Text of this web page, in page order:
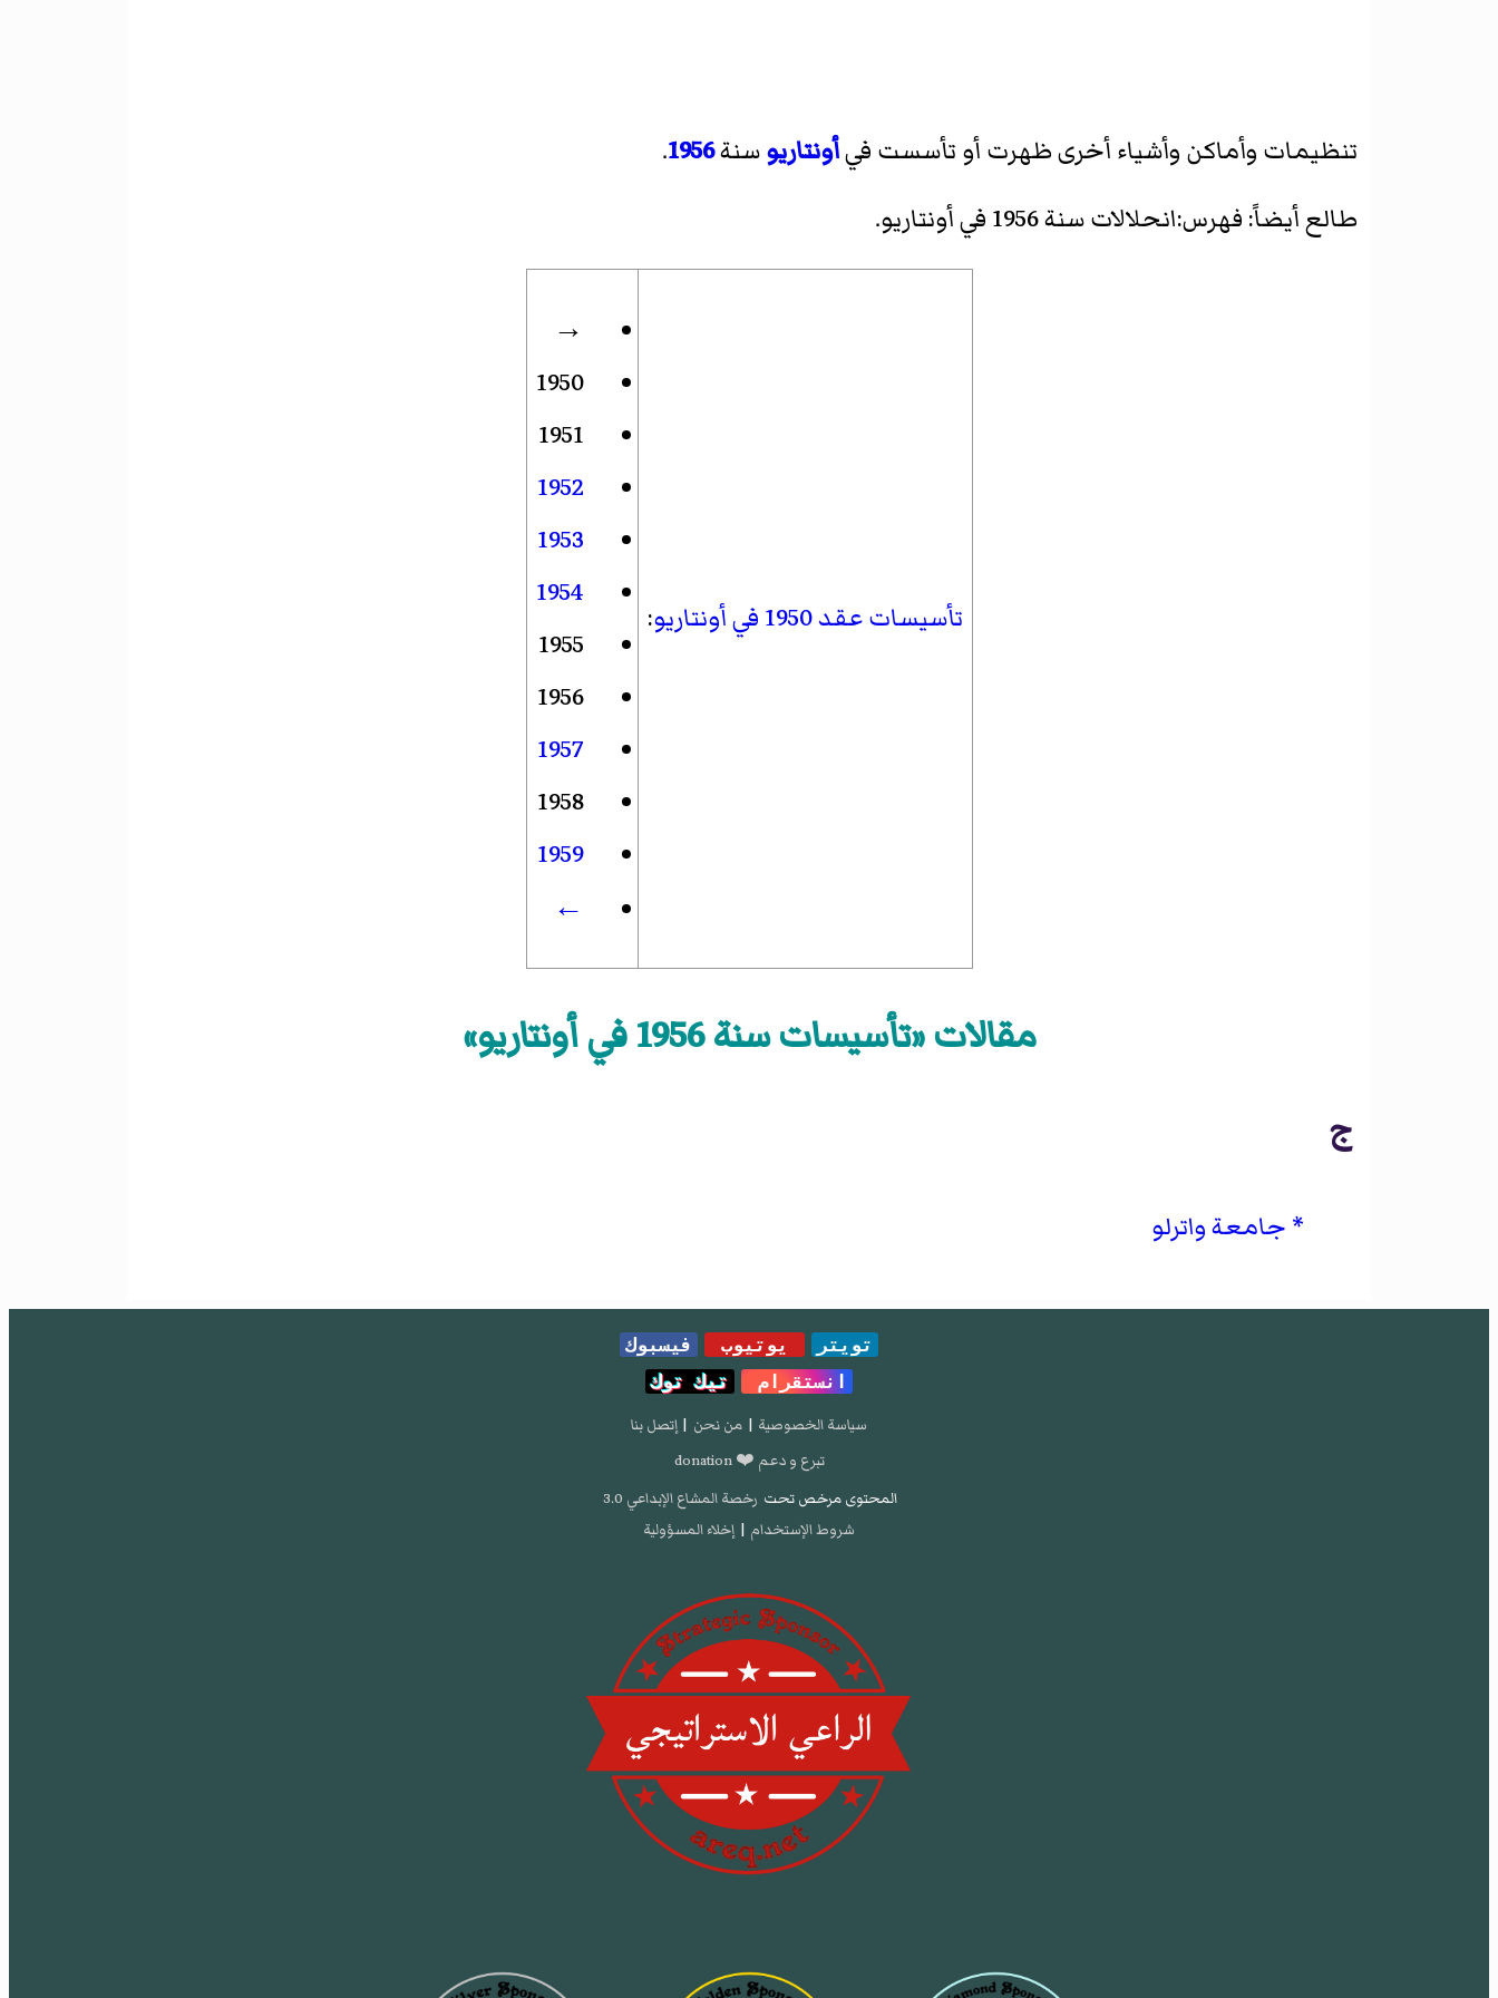
تنظيمات وأماكن وأشياء أخرى ظهرت أو تأسست فيأونتاريوسنة1956
.
طالع أيضاً: فهرس:انحلالات سنة 1956 في أونتاريو .
تأسيسات عقد 1950 في أونتاريو :
→
1950
1951
1952
1953
1954
1955
1956
1957
1958
1959
←
مقالات «تأسيسات سنة 1956 في أونتاريو»
ج
جامعة واترلو
تويتر يوتيوب
فيسبوك
انستقرام
تيك توك
سياسة الخصوصية | من نحن | إتصل بنا
تبرع و دعم ❤️ donation
المحتوى مرخص تحت رخصة المشاع الإبداعي 3.0
شروط الإستخدام | إخلاء المسؤولية